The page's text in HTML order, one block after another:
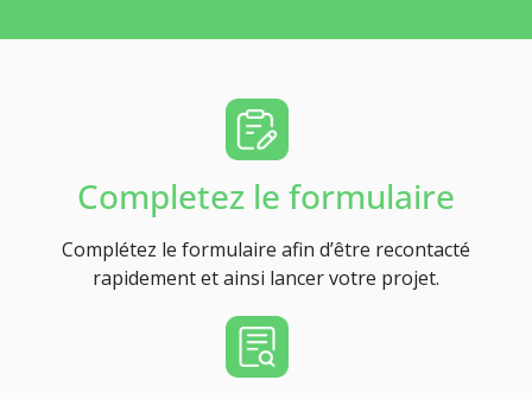
Completez le formulaire
Complétez le formulaire afin d’être recontacté
rapidement et ainsi lancer votre projet.